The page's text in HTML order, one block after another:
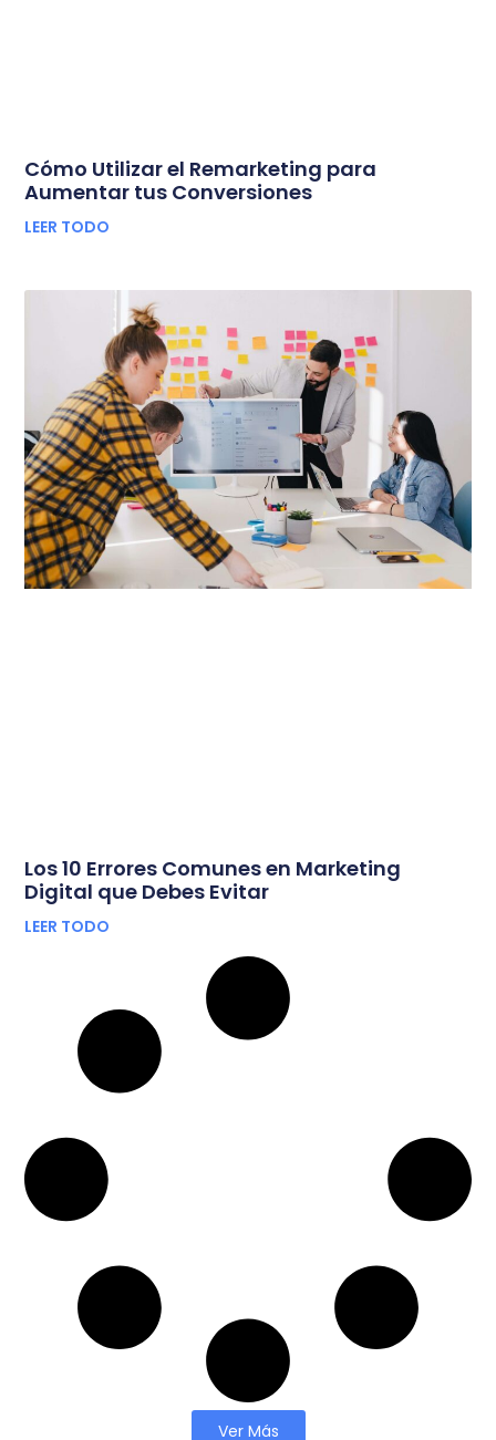
Cómo Utilizar el Remarketing para
Aumentar tus Conversiones
LEER TODO
Los 10 Errores Comunes en Marketing
Digital que Debes Evitar
LEER TODO
Ver Más